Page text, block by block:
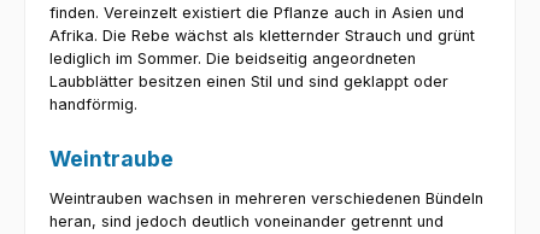
finden. Vereinzelt existiert die Pflanze auch in Asien und
Afrika. Die Rebe wächst als kletternder Strauch und grünt
lediglich im Sommer. Die beidseitig angeordneten
Laubblätter besitzen einen Stil und sind geklappt oder
handförmig.
Weintraube
Weintrauben wachsen in mehreren verschiedenen Bündeln
heran, sind jedoch deutlich voneinander getrennt und